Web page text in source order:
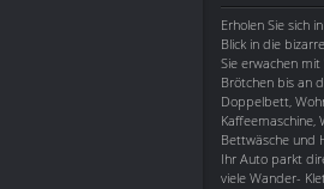
Erholen Sie sich
Blick in die
Sie erwachen
Brötchen bis an
Doppelbett,
Kaffeemaschine,
Bettwäsche und
Ihr Auto parkt
viele Wander-